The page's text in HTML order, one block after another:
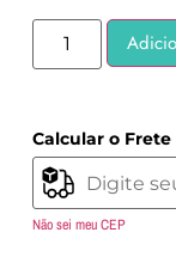
Calcular o Frete
Não sei meu CEP